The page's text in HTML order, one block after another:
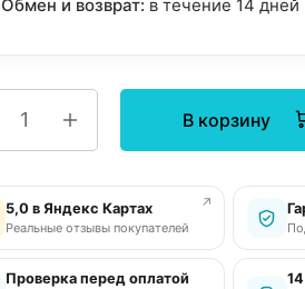
Обмен и возврат: в течение 14 дней
В корзину
5,0 в Яндекс Картах
Реальные отзывы покупателей
↗
Проверка перед оплатой